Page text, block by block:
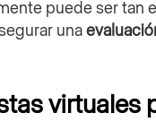
puede ser tan
una